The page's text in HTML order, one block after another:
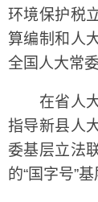
环境保护税
算编制和人
全国人大常
在省人大
指导新县人
委基层立法
的“国字号”